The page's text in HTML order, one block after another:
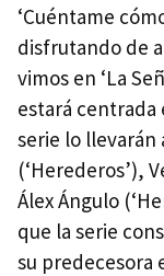
‘Cuéntame
disfrutando de
vimos en ‘La
estará centrada
serie lo llevarán
(‘Herederos’),
Álex Ángulo
que la serie
su predecesora